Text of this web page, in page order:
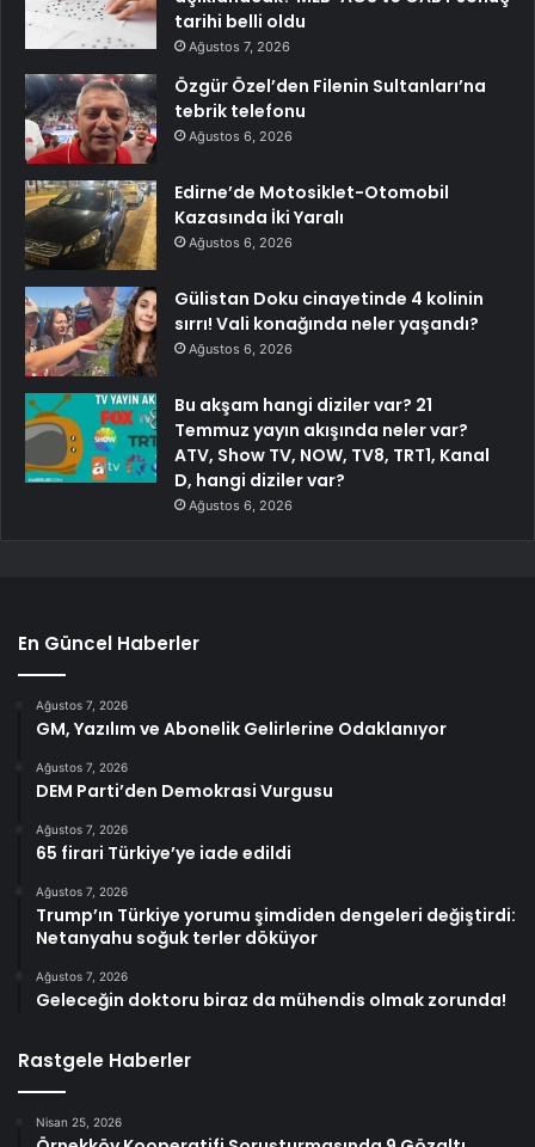
tarihi belli oldu
Ağustos 7, 2026
Özgür Özel’den Filenin Sultanları’na
tebrik telefonu
Ağustos 6, 2026
Edirne’de Motosiklet-Otomobil
Kazasında İki Yaralı
Ağustos 6, 2026
Gülistan Doku cinayetinde 4 kolinin
sırrı! Vali konağında neler yaşandı?
Ağustos 6, 2026
Bu akşam hangi diziler var? 21
Temmuz yayın akışında neler var?
ATV, Show TV, NOW, TV8, TRT1, Kanal
D, hangi diziler var?
Ağustos 6, 2026
En Güncel Haberler
Ağustos 7, 2026
GM, Yazılım ve Abonelik Gelirlerine Odaklanıyor
Ağustos 7, 2026
DEM Parti’den Demokrasi Vurgusu
Ağustos 7, 2026
65 firari Türkiye’ye iade edildi
Ağustos 7, 2026
Trump’ın Türkiye yorumu şimdiden dengeleri değiştirdi:
Netanyahu soğuk terler döküyor
Ağustos 7, 2026
Geleceğin doktoru biraz da mühendis olmak zorunda!
Rastgele Haberler
Nisan 25, 2026